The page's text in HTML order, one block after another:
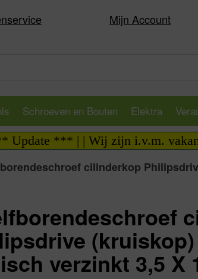
Mijn Account
Schroeven en Bouten Elektra
*** | | Wij zijn i.v.m. vakantie
cilinderkop
(kruiskop)
verzinkt 3,5 X